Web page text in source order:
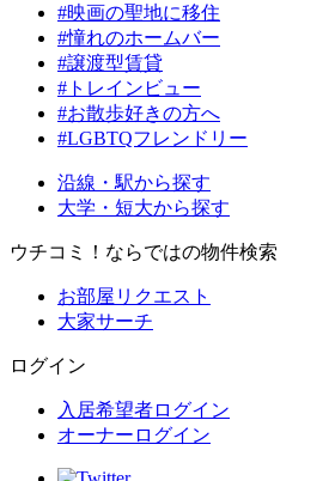
#映画の聖地に移住
#憧れのホームバー
#譲渡型賃貸
#トレインビュー
#お散歩好きの方へ
#LGBTQフレンドリー
沿線・駅から探す
大学・短大から探す
ウチコミ！ならではの物件検索
お部屋リクエスト
大家サーチ
ログイン
入居希望者ログイン
オーナーログイン